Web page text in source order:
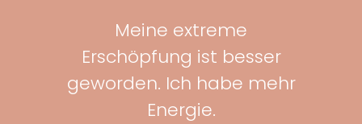
Meine extreme
Erschöpfung ist besser
geworden. Ich habe mehr
Energie.